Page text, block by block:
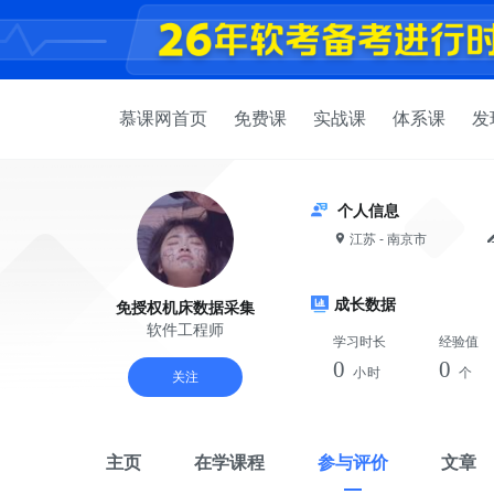
慕课网首页 免费课 实战课 体系课 发
免授权机床数据采集
软件工程师
关注
个人信息
江苏 - 南京市
成长数据
学习时长
0 小时
经验值
0 个
主页 在学课程 参与评价 文章